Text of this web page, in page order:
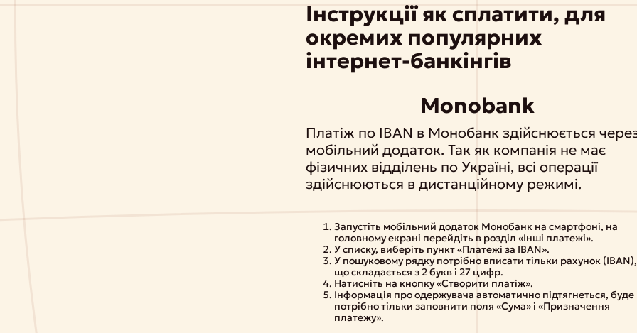
Інструкції як сплатити, для
окремих популярних
інтернет-банкінгів
Monobank
Платіж по IBAN в Монобанк здійснюється
мобільний додаток. Так як компанія не має
фізичних відділень по Україні, всі операції
здійснюються в дистанційному режимі.
Запустіть мобільний додаток Монобанк на смартфоні, на
головному екрані перейдіть в розділ «Інші платежі».
У списку, виберіть пункт «Платежі за IBAN».
У пошуковому рядку потрібно вписати тільки рахунок (IBAN),
що складається з 2 букв і 27 цифр.
Натисніть на кнопку «Створити платіж».
Інформація про одержувача автоматично підтягнеться, буде
потрібно тільки заповнити поля «Сума» і «Призначення
платежу».